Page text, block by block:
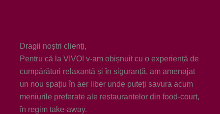
Dragii noștri clienți,
Pentru că la VIVO! v-am obișnuit cu o experiență de
cumpărături relaxantă și în siguranță, am amenajat
un nou spațiu în aer liber unde puteți savura acum
meniurile preferate ale restaurantelor din food-court,
în regim take-away.